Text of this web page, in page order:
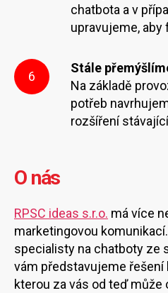
chatbota a v
upravujeme, aby
6
Stále
Na základě
potřeb
rozšíření
O nás
RPSC ideas s.r.o. má více
marketingovou
specialisty na chatboty ze
vám představujeme řešení
kterou za vás od teď může